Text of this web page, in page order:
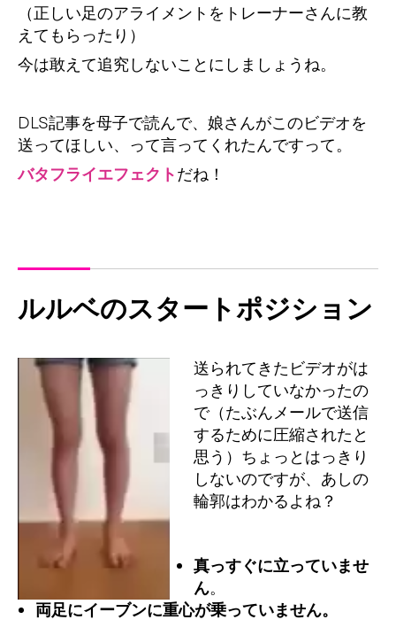
（正しい足のアライメントをトレーナーさんに教
えてもらったり）
今は敢えて追究しないことにしましょうね。
DLS記事を母子で読んで、娘さんがこのビデオを
送ってほしい、って言ってくれたんですって。
バタフライエフェクトだね！
ルルベのスタートポジション
送られてきたビデオがは
っきりしていなかったの
で（たぶんメールで送信
するために圧縮されたと
思う）ちょっとはっきり
しないのですが、あしの
輪郭はわかるよね？
真っすぐに立っていませ
ん。
両足にイーブンに重心が乗っていません。